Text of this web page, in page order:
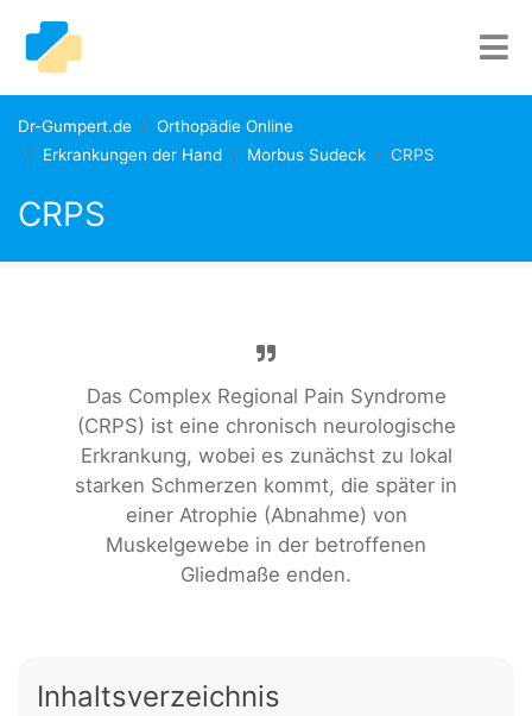
Dr-Gumpert.de
Orthopädie Online
Erkrankungen der Hand
Morbus Sudeck CRPS
CRPS
Das Complex Regional Pain Syndrome
(CRPS) ist eine chronisch neurologische
Erkrankung, wobei es zunächst zu lokal
starken Schmerzen kommt, die später in
einer Atrophie (Abnahme) von
Muskelgewebe in der betroffenen
Gliedmaße enden.
Inhaltsverzeichnis